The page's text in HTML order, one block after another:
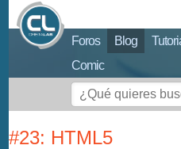
Foros Blog
Comic
#23: HTML5